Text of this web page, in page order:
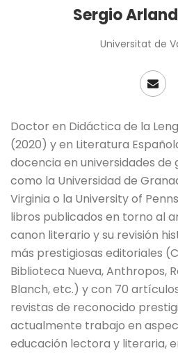
Sergio
Universitat de
Doctor en Didáctica de la
(2020) y en Literatura
docencia en universidades de
como la Universidad de
Virginia o la University of
libros publicados en torno al
canon literario y su revisión
más prestigiosas editoriales
Biblioteca Nueva, Anthropos,
Blanch, etc.) y con 70
revistas de reconocido
actualmente trabajo en
educación lectora y literaria,